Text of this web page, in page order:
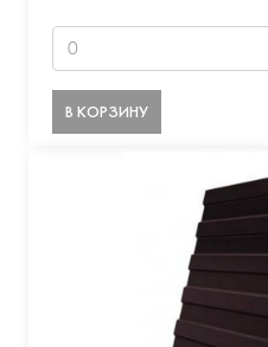
В КОРЗИНУ